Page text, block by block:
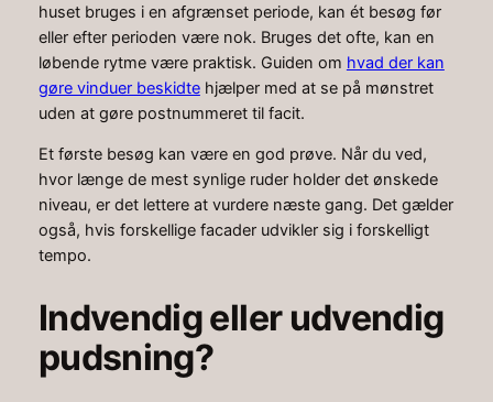
huset bruges i en afgrænset periode, kan ét besøg før
eller efter perioden være nok. Bruges det ofte, kan en
løbende rytme være praktisk. Guiden om hvad der kan
gøre vinduer beskidtehjælper med at se på mønstret
uden at gøre postnummeret til facit.
Et første besøg kan være en god prøve. Når du ved,
hvor længe de mest synlige ruder holder det ønskede
niveau, er det lettere at vurdere næste gang. Det gælder
også, hvis forskellige facader udvikler sig i forskelligt
tempo.
Indvendig eller udvendig
pudsning?